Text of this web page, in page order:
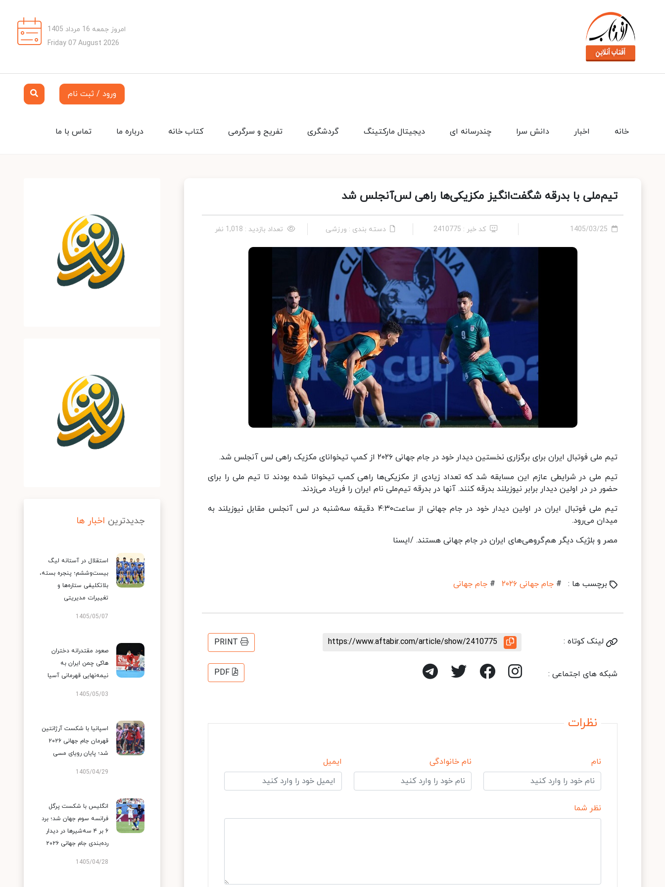
امروز جمعه 16 مرداد 1405
Friday 07 August 2026
ورود / ثبت نام
تماس با ما درباره ما کتاب خانه تفریح و سرگرمی گردشگری دیجیتال مارکتینگ چندرسانه ای دانش سرا اخبار خانه
تیم‌ملی با بدرقه شگفت‌انگیز مکزیکی‌ها راهی لس‌آنجلس شد
1405/03/25 کد خبر : 2410775 دسته بندی : ورزشی تعداد بازدید : 1,018 نفر
تیم ملی فوتبال ایران برای برگزاری نخستین دیدار خود در جام جهانی ۲۰۲۶ از کمپ تیخوانای مکزیک راهی لس آنجلس شد.
تیم ملی در شرایطی عازم این مسابقه شد که تعداد زیادی از مکزیکی‌ها راهی کمپ تیخوانا شده بودند تا تیم ملی را برای
حضور در در اولین دیدار برابر نیوزیلند بدرقه کنند. آنها در بدرقه تیم‌ملی نام ایران را فریاد می‌زدند.
تیم ملی فوتبال ایران در اولین دیدار خود در جام جهانی از ساعت۴:۳۰ دقیقه سه‌شنبه در لس آنجلس مقابل نیوزیلند به
میدان می‌رود.
مصر و بلژیک دیگر هم‌گروهی‌های ایران در جام جهانی هستند. /ایسنا
برچسب ها : # جام جهانی ۲۰۲۶ # جام جهانی
لینک کوتاه : https://www.aftabir.com/article/show/2410775
PRINT
شبکه های اجتماعی : PDF
نظرات
نام نام خانوادگی ایمیل
نظر شما
جدیدترین اخبار ها
استقلال در آستانه لیگ
بیست‌وششم؛ پنجره بسته،
بلاتکلیفی ستاره‌ها و
تغییرات مدیریتی
1405/05/07
صعود مقتدرانه دختران
هاکی چمن ایران به
نیمه‌نهایی قهرمانی آسیا
1405/05/03
اسپانیا با شکست آرژانتین
قهرمان جام جهانی ۲۰۲۶
شد؛ پایان رویای مسی
1405/04/29
انگلیس با شکست پرگل
فرانسه سوم جهان شد؛ برد
۶ بر ۴ سه‌شیرها در دیدار
رده‌بندی جام جهانی ۲۰۲۶
1405/04/28